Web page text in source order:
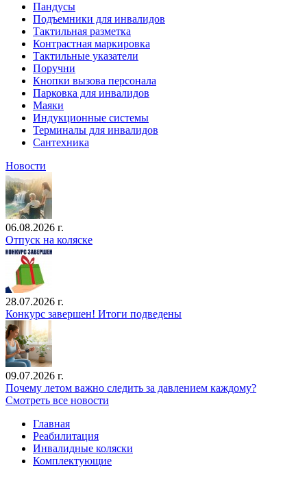
Пандусы
Подъемники для инвалидов
Тактильная разметка
Контрастная маркировка
Тактильные указатели
Поручни
Кнопки вызова персонала
Парковка для инвалидов
Маяки
Индукционные системы
Терминалы для инвалидов
Сантехника
Новости
06.08.2026 г.
Отпуск на коляске
28.07.2026 г.
Конкурс завершен! Итоги подведены
09.07.2026 г.
Почему летом важно следить за давлением каждому?
Смотреть все новости
Главная
Реабилитация
Инвалидные коляски
Комплектующие